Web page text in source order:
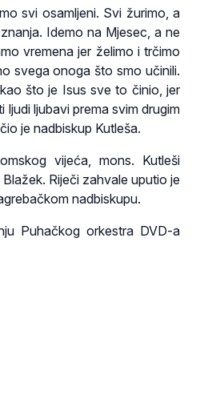
svi osamljeni. Svi žurimo, a
Idemo na Mjesec, a ne
vremena jer želimo i trčimo
svega onoga što smo učinili.
što je Isus sve to činio, jer
ljudi ljubavi prema svim drugim
je nadbiskup Kutleša.
vijeća, mons. Kutleši
Riječi zahvale uputio je
nadbiskupu.
Puhačkog orkestra DVD-a